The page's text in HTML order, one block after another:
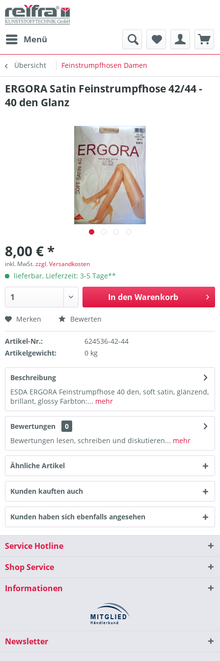
Menü
Übersicht Feinstrumpfhosen Damen
ERGORA Satin Feinstrumpfhose 42/44 -
40 den Glanz
8,00 € *
inkl. MwSt.zzgl. Versandkosten
lieferbar, Lieferzeit: 3-5 Tage**
In den Warenkorb
Merken Bewerten
Artikel-Nr.:
624536-42-44
Artikelgewicht:
0 kg
Beschreibung
ESDA ERGORA Feinstrumpfhose 40 den, soft satin, glänzend,
brillant, glossy Farbton:... mehr
Bewertungen
0
Bewertungen lesen, schreiben und diskutieren... mehr
Ähnliche Artikel
Kunden kauften auch
Kunden haben sich ebenfalls angesehen
Service Hotline
Shop Service
Informationen
Newsletter